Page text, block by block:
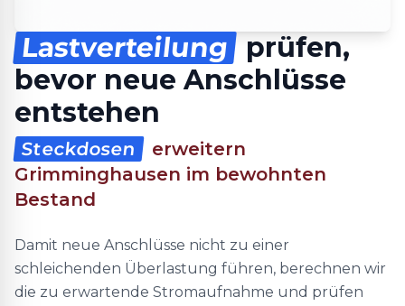
Lastverteilung
prüfen,
bevor neue Anschlüsse
entstehen
Steckdosen
erweitern
Grimminghausen im bewohnten
Bestand
Damit neue Anschlüsse nicht zu einer
schleichenden Überlastung führen, berechnen wir
die zu erwartende Stromaufnahme und prüfen